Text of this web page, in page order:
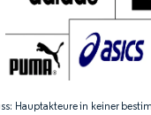
Hauptakteure in keiner